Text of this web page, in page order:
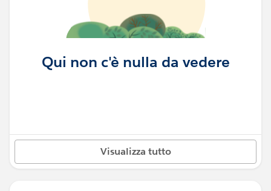
Qui non c'è nulla da vedere
Visualizza tutto